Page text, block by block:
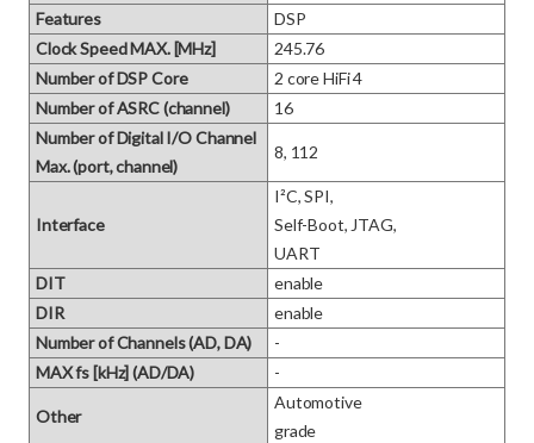
Features
DSP
Clock Speed MAX. [MHz]
245.76
Number of DSP Core
2 core HiFi 4
Number of ASRC (channel)
16
Number of Digital I/O Channel
Max. (port, channel)
8, 112
Interface
I²C, SPI,
Self-Boot, JTAG,
UART
DIT
enable
DIR
enable
Number of Channels (AD, DA)
-
MAX fs [kHz] (AD/DA)
-
Other
Automotive
grade